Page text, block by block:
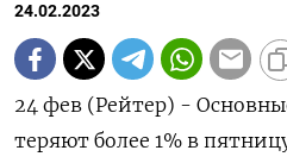
24.02.2023
24 фев (Рейтер) -
теряют более 1% в